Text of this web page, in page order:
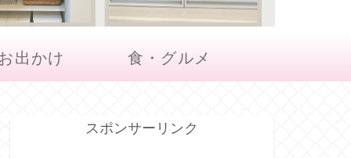
出かけ 食・グルメ
スポンサーリンク